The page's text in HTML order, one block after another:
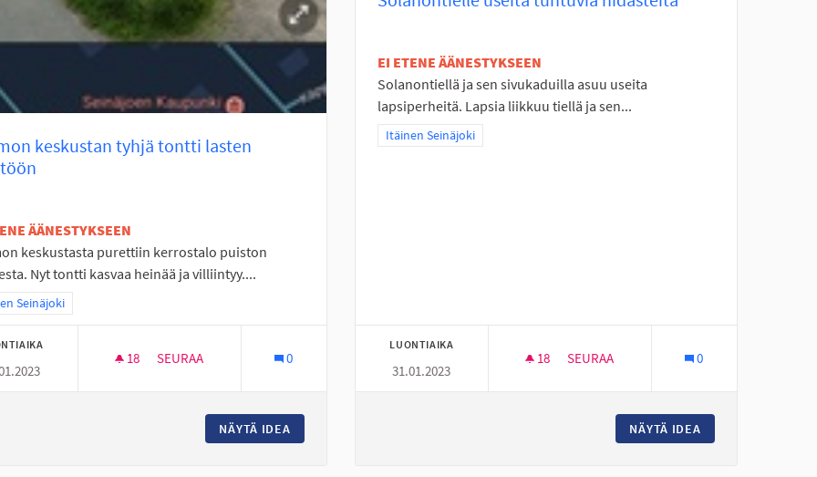
keskustan tyhjä tontti lasten
ÄÄNESTYKSEEN
keskustasta purettiin kerrostalo puiston
Nyt tontti kasvaa heinää ja villiintyy....
tulokset teeman mukaan: Itäinen Seinäjoki
Seinäjoki
18 18 SEURAAJAA
SEURAA
NURMON KESKUSTAN TYHJÄ TONTTI LASTEN KÄYTTÖÖN
0
NÄYTÄ IDEA NURMON KESKUSTAN TYHJÄ TONTTI LASTEN KÄYTTÖÖN
EI ETENE ÄÄNESTYKSEEN
Solanontiellä ja sen sivukaduilla asuu useita
lapsiperheitä. Lapsia liikkuu tiellä ja sen...
Rajaa tulokset teeman mukaan: Itäinen Seinäjoki
Itäinen Seinäjoki
LUONTIAIKA
31.01.2023
18 18 SEURAAJAA
SEURAA 0
NÄYTÄ IDEA